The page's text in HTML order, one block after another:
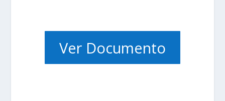
Ver Documento